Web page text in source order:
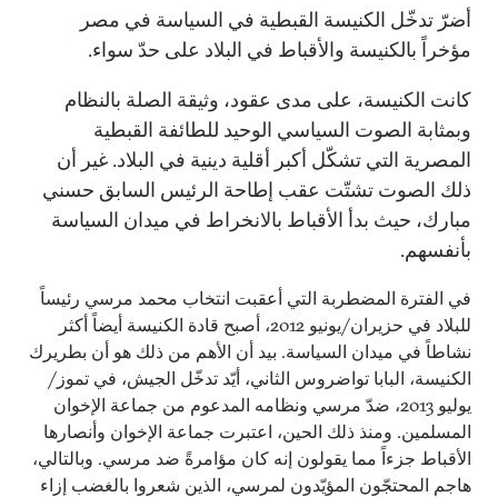
أضرّ تدخّل الكنيسة القبطية في السياسة في مصر
مؤخراً بالكنيسة والأقباط في البلاد على حدّ سواء.
كانت الكنيسة، على مدى عقود، وثيقة الصلة بالنظام
وبمثابة الصوت السياسي الوحيد للطائفة القبطية
المصرية التي تشكّل أكبر أقلية دينية في البلاد. غير أن
ذلك الصوت تشتّت عقب إطاحة الرئيس السابق حسني
مبارك، حيث بدأ الأقباط بالانخراط في ميدان السياسة
بأنفسهم.
في الفترة المضطربة التي أعقبت انتخاب محمد مرسي رئيساً
للبلاد في حزيران/يونيو 2012، أصبح قادة الكنيسة أيضاً أكثر
نشاطاً في ميدان السياسة. بيد أن الأهم من ذلك هو أن بطريرك
الكنيسة، البابا تواضروس الثاني، أيّد تدخّل الجيش، في تموز/
يوليو 2013، ضدّ مرسي ونظامه المدعوم من جماعة الإخوان
المسلمين. ومنذ ذلك الحين، اعتبرت جماعة الإخوان وأنصارها
الأقباط جزءاً مما يقولون إنه كان مؤامرةً ضد مرسي. وبالتالي،
هاجم المحتجّون المؤيّدون لمرسي، الذين شعروا بالغضب إزاء